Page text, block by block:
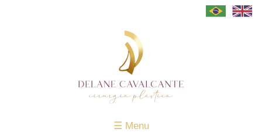
☰ Menu